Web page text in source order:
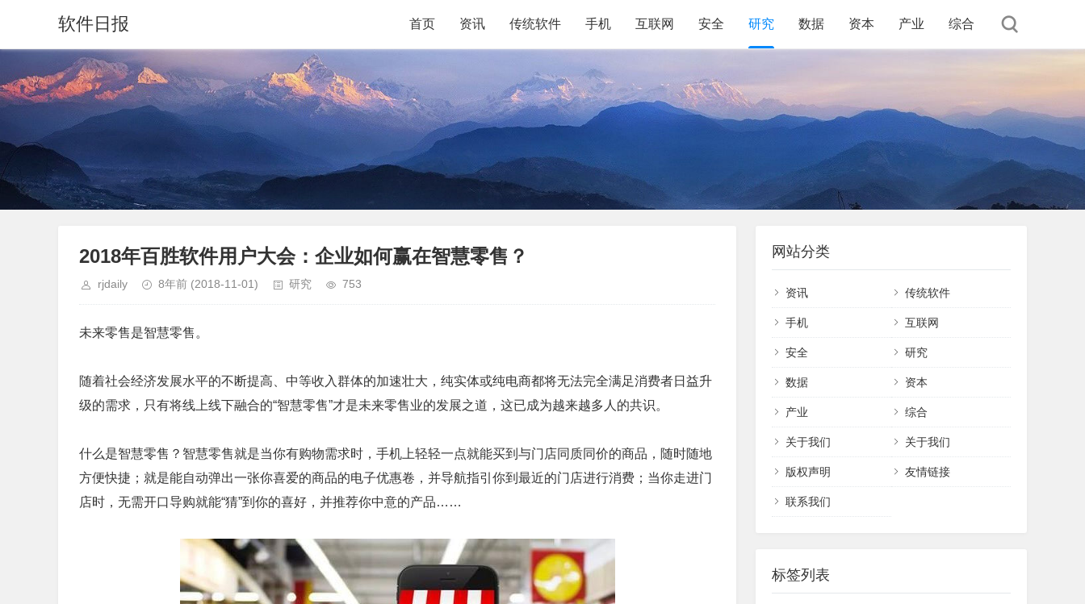
软件日报 首页 资讯 传统软件 手机 互联网 安全 研究 数据 资本 产业 综合
2018年百胜软件用户大会：企业如何赢在智慧零售？
rjdaily 8年前 (2018-11-01) 研究 753
未来零售是智慧零售。
随着社会经济发展水平的不断提高、中等收入群体的加速壮大，纯实体或纯电商都将无法完全满足消费者日益升
级的需求，只有将线上线下融合的“智慧零售”才是未来零售业的发展之道，这已成为越来越多人的共识。
什么是智慧零售？智慧零售就是当你有购物需求时，手机上轻轻一点就能买到与门店同质同价的商品，随时随地
方便快捷；就是能自动弹出一张你喜爱的商品的电子优惠卷，并导航指引你到最近的门店进行消费；当你走进门
店时，无需开口导购就能“猜”到你的喜好，并推荐你中意的产品……
网站分类
资讯 传统软件
手机 互联网
安全 研究
数据 资本
产业 综合
关于我们 关于我们
版权声明 友情链接
联系我们
标签列表